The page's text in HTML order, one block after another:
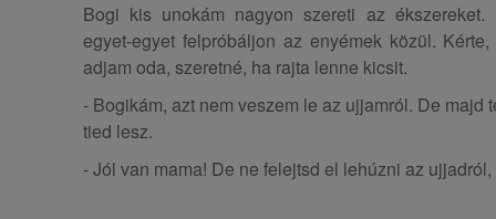
Bogi kis unokám nagyon szereti az ékszereket.
egyet-egyet felpróbáljon az enyémek közül.
adjam oda, szeretné, ha rajta lenne kicsit.
- Bogikám, azt nem veszem le az ujjamról. De majd
tied lesz.
- Jól van mama! De ne felejtsd el lehúzni az